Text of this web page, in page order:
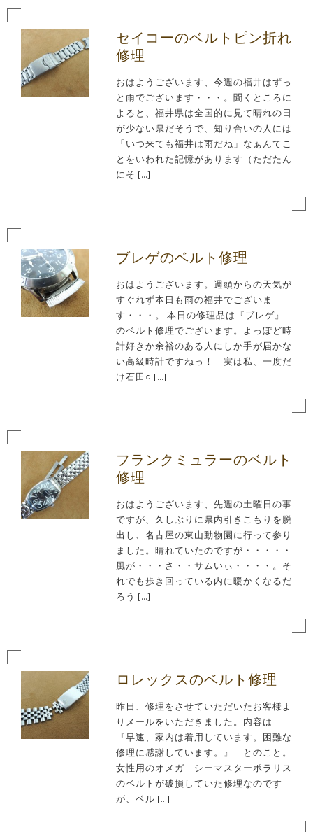
セイコーのベルトピン折れ
修理
おはようございます、今週の福井はずっ
と雨でございます・・・。聞くところに
よると、福井県は全国的に見て晴れの日
が少ない県だそうで、知り合いの人には
「いつ来ても福井は雨だね」なぁんてこ
とをいわれた記憶があります（ただたん
にそ […]
ブレゲのベルト修理
おはようございます。週頭からの天気が
すぐれず本日も雨の福井でございま
す・・・。 本日の修理品は『ブレゲ』
のベルト修理でございます。よっぽど時
計好きか余裕のある人にしか手が届かな
い高級時計ですねっ！ 実は私、一度だ
け石田○ […]
フランクミュラーのベルト
修理
おはようございます、先週の土曜日の事
ですが、久しぶりに県内引きこもりを脱
出し、名古屋の東山動物園に行って参り
ました。晴れていたのですが・・・・・
風が・・・さ・・サムいぃ・・・・。そ
れでも歩き回っている内に暖かくなるだ
ろう […]
ロレックスのベルト修理
昨日、修理をさせていただいたお客様よ
りメールをいただきました。内容は
『早速、家内は着用しています。困難な
修理に感謝しています。』 とのこと。
女性用のオメガ シーマスターポラリス
のベルトが破損していた修理なのです
が、ベル […]